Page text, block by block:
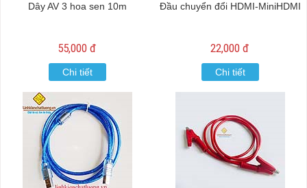
Dây AV 3 hoa sen 10m
55,000 đ
Chi tiết
Đầu chuyển đổi HDMI-MiniHDMI
22,000 đ
Chi tiết